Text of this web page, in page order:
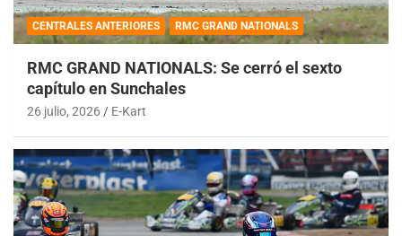
CENTRALES ANTERIORES RMC GRAND NATIONALS
RMC GRAND NATIONALS: Se cerró el sexto
capítulo en Sunchales
26 julio, 2026 E-Kart